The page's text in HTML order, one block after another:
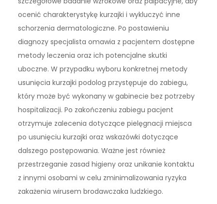
ocenić charakterystykę kurzajki i wykluczyć inne
schorzenia dermatologiczne. Po postawieniu
diagnozy specjalista omawia z pacjentem dostępne
metody leczenia oraz ich potencjalne skutki
uboczne. W przypadku wyboru konkretnej metody
usunięcia kurzajki podolog przystępuje do zabiegu,
który może być wykonany w gabinecie bez potrzeby
hospitalizacji. Po zakończeniu zabiegu pacjent
otrzymuje zalecenia dotyczące pielęgnacji miejsca
po usunięciu kurzajki oraz wskazówki dotyczące
dalszego postępowania. Ważne jest również
przestrzeganie zasad higieny oraz unikanie kontaktu
z innymi osobami w celu zminimalizowania ryzyka
zakażenia wirusem brodawczaka ludzkiego.